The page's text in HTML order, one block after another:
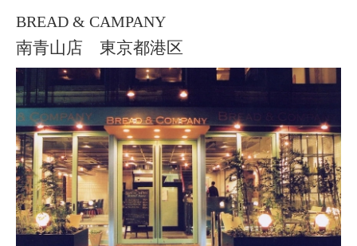
BREAD & CAMPANY
南青山店 東京都港区